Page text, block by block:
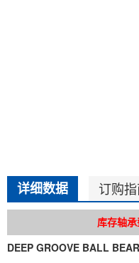
详细数据 订购
库存轴
DEEP GROOVE BALL